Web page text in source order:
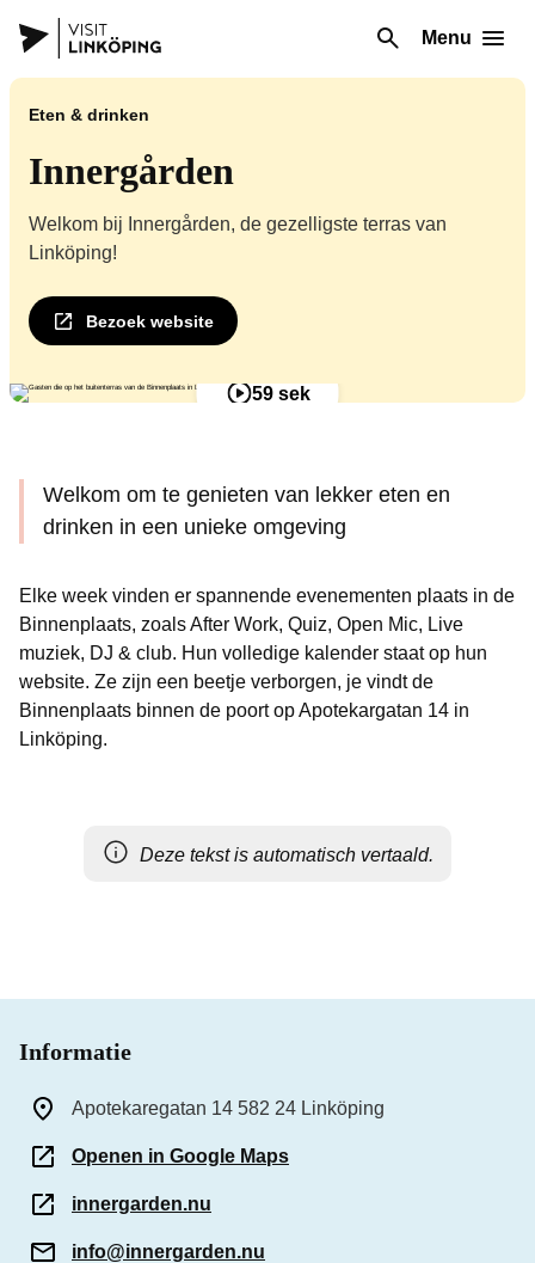
Menu
Eten & drinken
Innergården
Welkom bij Innergården, de gezelligste terras van
Linköping!
Bezoek website
59 sek
Welkom om te genieten van lekker eten en
drinken in een unieke omgeving
Elke week vinden er spannende evenementen plaats in de
Binnenplaats, zoals After Work, Quiz, Open Mic, Live
muziek, DJ & club. Hun volledige kalender staat op hun
website. Ze zijn een beetje verborgen, je vindt de
Binnenplaats binnen de poort op Apotekargatan 14 in
Linköping.
Deze tekst is automatisch vertaald.
Informatie
Apotekaregatan 14 582 24 Linköping
Openen in Google Maps
innergarden.nu
info@innergarden.nu